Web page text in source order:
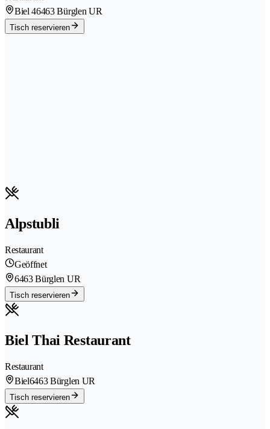
Biel 46463 Bürglen UR
Tisch reservieren
Alpstubli
Restaurant
Geöffnet
6463 Bürglen UR
Tisch reservieren
Biel Thai Restaurant
Restaurant
Biel6463 Bürglen UR
Tisch reservieren